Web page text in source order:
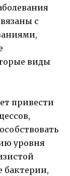
с
виды
привести
уровня
бактерии,